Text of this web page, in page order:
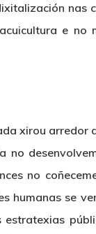
nas
e no
xirou
no
no
humanas se